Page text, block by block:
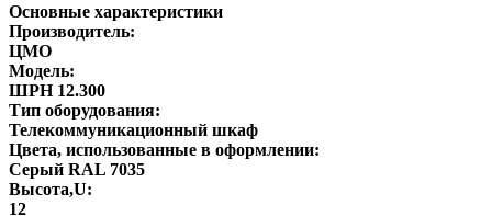
Основные характеристики
Производитель:
ЦМО
Модель:
ШРН 12.300
Тип оборудования:
Телекоммуникационный шкаф
Цвета, использованные в оформлении:
Серый RAL 7035
Высота,U:
12